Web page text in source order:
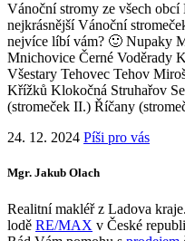
Vánoční stromy ze všech
nejkrásnější Vánoční
nejvíce líbí vám? 🙂 Nupaky
Mnichovice Černé Voděrady
Všestary Tehovec Tehov
Křížků Klokočná Struhařov
(stromeček II.) Říčany
24. 12. 2024 Píši pro vás
Mgr. Jakub Olach
Realitní makléř z Ladova
lodě RE/MAX v České